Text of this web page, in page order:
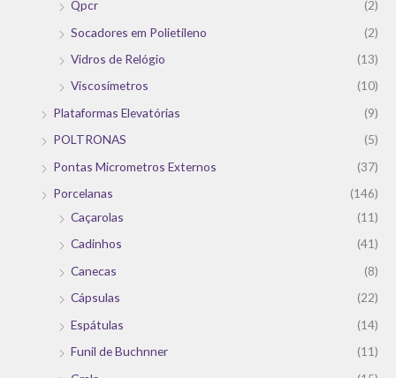
Qpcr
(2)
Socadores em Polietileno
(2)
Vidros de Relógio
(13)
Viscosímetros
(10)
Plataformas Elevatórias
(9)
POLTRONAS
(5)
Pontas Micrometros Externos
(37)
Porcelanas
(146)
Caçarolas
(11)
Cadinhos
(41)
Canecas
(8)
Cápsulas
(22)
Espátulas
(14)
Funil de Buchnner
(11)